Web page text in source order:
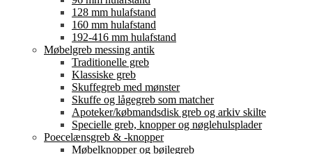
128 mm hulafstand
160 mm hulafstand
192-416 mm hulafstand
Møbelgreb messing antik
Traditionelle greb
Klassiske greb
Skuffegreb med mønster
Skuffe og lågegreb som matcher
Apoteker/købmandsdisk greb og arkiv skilte
Specielle greb, knopper og nøglehulsplader
Poecelænsgreb & -knopper
Møbelknopper og bøjlegreb